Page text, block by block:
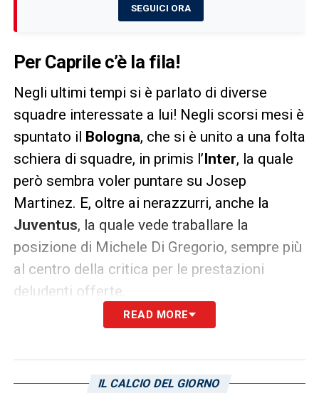
SEGUICI ORA
Per Caprile c’è la fila!
Negli ultimi tempi si è parlato di diverse
squadre interessate a lui! Negli scorsi mesi è
spuntato il Bologna, che si è unito a una folta
schiera di squadre, in primis l’Inter, la quale
però sembra voler puntare su Josep
Martinez. E, oltre ai nerazzurri, anche la
Juventus, la quale vede traballare la
posizione di Michele Di Gregorio, sempre più
al centro della critica per le prestazioni
deludenti offerte.
Ma non è tutto qui perché, come vi abbiamo
Uno scenario potrebbe essere rappresentato
READ MORE
IL CALCIO DEL GIORNO